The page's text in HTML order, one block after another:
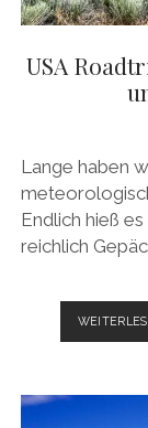
USA
Lange haben
Endlich hieß
reichlich